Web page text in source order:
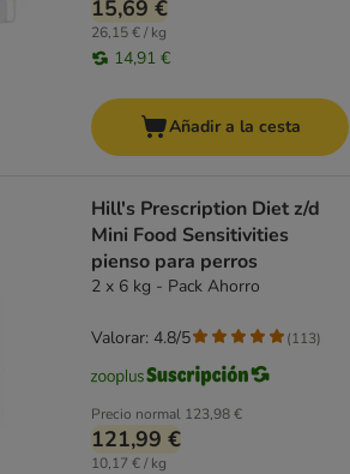
15,69 €
26,15 € / kg
14,91 €
Añadir a la cesta
Hill's Prescription Diet z/d
Mini Food Sensitivities
pienso para perros
2 x 6 kg - Pack Ahorro
Precio normal 123,98 €
121,99 €
10,17 € / kg
Valorar: 4.8/5 (113)